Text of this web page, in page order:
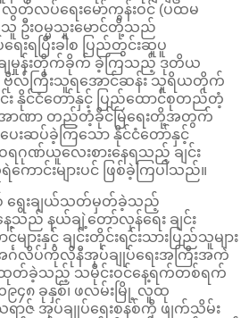
လွတ်လပ်ရေးမော်ကွန်းဝင် (ပထမ
းဝမ္မသူးမောင်တို့သည်
းရပြီးခါစ ပြည်တွင်းဆူပူ
ချေမှုန်းတိုက်ခိုက် ခဲ့ကြသည့် ဒုတိယ
ဗိုလ်ကြီးသူရအောင်ဆန်း သူရိယတိုက်
နိုင်ငံတော်နှင့် ပြည်ထောင်စုတည်တံ့
ာအာဏာ တည်တံ့ခိုင်မြဲရေးတို့အတွက်
ပေးဆပ်ခဲ့ကြသော နိုင်ငံတော်နှင့်
ဏ်ယူလေးစားနေရသည့် ချင်း
ကောင်းများပင် ဖြစ်ခဲ့ကြပါသည်။
ြစ် ရွေးချယ်သတ်မှတ်ခဲ့သည့်
သည် နယ်ချဲ့တော်လှန်ရေး ချင်း
များနှင့် ချင်းတိုင်းရင်းသားပြည်သူများ
လိပ်ကိုလိုနီအုပ်ချုပ်ရေးအကြီးအကဲ
းထုတ်ခဲ့သည့် သမိုင်းဝင်နေ့ရက်တစ်ရက်
၉၄၈ ခုနှစ်၊ ဖလမ်းမြို့ လူထု
ာဇ် အုပ်ချုပ်ရေးစနစ်ကို ဖျက်သိမ်း